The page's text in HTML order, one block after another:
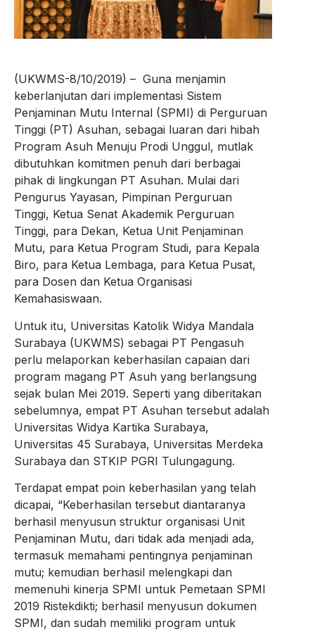
(UKWMS-8/10/2019) – Guna menjamin
keberlanjutan dari implementasi Sistem
Penjaminan Mutu Internal (SPMI) di Perguruan
Tinggi (PT) Asuhan, sebagai luaran dari hibah
Program Asuh Menuju Prodi Unggul, mutlak
dibutuhkan komitmen penuh dari berbagai
pihak di lingkungan PT Asuhan. Mulai dari
Pengurus Yayasan, Pimpinan Perguruan
Tinggi, Ketua Senat Akademik Perguruan
Tinggi, para Dekan, Ketua Unit Penjaminan
Mutu, para Ketua Program Studi, para Kepala
Biro, para Ketua Lembaga, para Ketua Pusat,
para Dosen dan Ketua Organisasi
Kemahasiswaan.
Untuk itu, Universitas Katolik Widya Mandala
Surabaya (UKWMS) sebagai PT Pengasuh
perlu melaporkan keberhasilan capaian dari
program magang PT Asuh yang berlangsung
sejak bulan Mei 2019. Seperti yang diberitakan
sebelumnya, empat PT Asuhan tersebut adalah
Universitas Widya Kartika Surabaya,
Universitas 45 Surabaya, Universitas Merdeka
Surabaya dan STKIP PGRI Tulungagung.
Terdapat empat poin keberhasilan yang telah
dicapai, “Keberhasilan tersebut diantaranya
berhasil menyusun struktur organisasi Unit
Penjaminan Mutu, dari tidak ada menjadi ada,
termasuk memahami pentingnya penjaminan
mutu; kemudian berhasil melengkapi dan
memenuhi kinerja SPMI untuk Pemetaan SPMI
2019 Ristekdikti; berhasil menyusun dokumen
SPMI, dan sudah memiliki program untuk